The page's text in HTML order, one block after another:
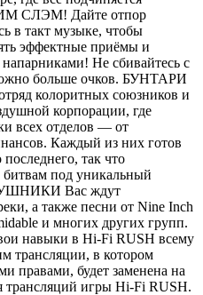
СЛЭМ! Дайте отпор
в такт музыке, чтобы
эффектные приёмы и
Не сбивайтесь с
больше очков. БУНТАРИ
колоритных союзников и
корпорации, где
всех отделов — от
Каждый из них готов
так что
под уникальный
Вас ждут
а также песни от Nine Inch
и многих других групп.
навыки в Hi-Fi RUSH всему
трансляции, в котором
правами, будет заменена на
трансляций игры Hi-Fi RUSH.